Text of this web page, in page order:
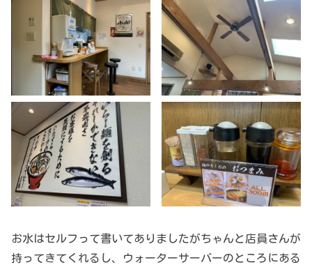
お水はセルフって書いてありましたがちゃんと店員さんが
持ってきてくれるし、ウォーターサーバーのところにある